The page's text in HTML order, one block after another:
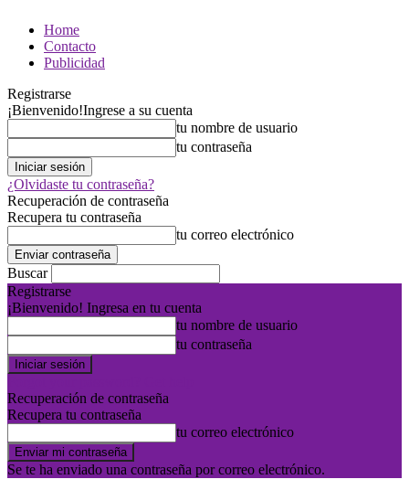
Home
Contacto
Publicidad
Registrarse
¡Bienvenido!Ingrese a su cuenta
tu nombre de usuario
tu contraseña
¿Olvidaste tu contraseña?
Recuperación de contraseña
Recupera tu contraseña
tu correo electrónico
Buscar
Registrarse
¡Bienvenido! Ingresa en tu cuenta
tu nombre de usuario
tu contraseña
Recuperación de contraseña
Recupera tu contraseña
tu correo electrónico
Se te ha enviado una contraseña por correo electrónico.